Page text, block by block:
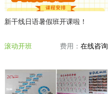
新干线日语暑假班开课啦！
滚动开班 费用： 在线咨询